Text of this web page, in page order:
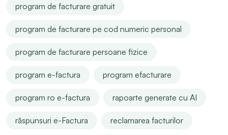
program de facturare gratuit
program de facturare pe cod numeric personal
program de facturare persoane fizice
program e-factura program efacturare
program ro e-factura rapoarte generate cu AI
răspunsuri e-Factura reclamarea facturilor